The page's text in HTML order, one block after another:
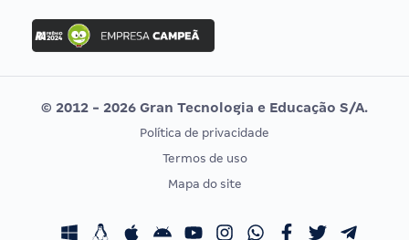
Concurso Ibama
Concurso MPU
Editais publicados
Vunesp
CONCURSOS POR PROFISSÃO
Concursos Fiscais
EXAME DE ORDEM
Calendário OAB
© 2012 - 2026 Gran Tecnologia e Educação S/A.
Política de privacidade
Termos de uso
Mapa do site